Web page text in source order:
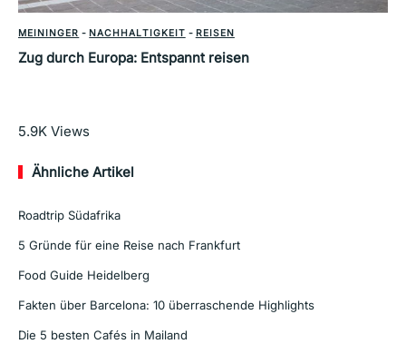
MEININGER - NACHHALTIGKEIT - REISEN
Zug durch Europa: Entspannt reisen
Mehr lesen
5.9K Views
Ähnliche Artikel
Roadtrip Südafrika
5 Gründe für eine Reise nach Frankfurt
Food Guide Heidelberg
Fakten über Barcelona: 10 überraschende Highlights
Die 5 besten Cafés in Mailand